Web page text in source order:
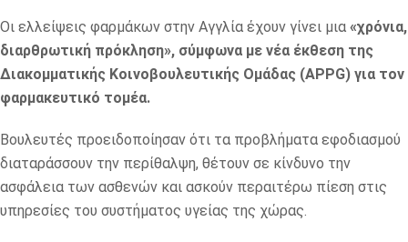
Οι ελλείψεις φαρμάκων στην Αγγλία έχουν γίνει μια «χρόνια,
διαρθρωτική πρόκληση», σύμφωνα με νέα έκθεση της
Διακομματικής Κοινοβουλευτικής Ομάδας (APPG) για τον
φαρμακευτικό τομέα.
Βουλευτές προειδοποίησαν ότι τα προβλήματα εφοδιασμού
διαταράσσουν την περίθαλψη, θέτουν σε κίνδυνο την
ασφάλεια των ασθενών και ασκούν περαιτέρω πίεση στις
υπηρεσίες του συστήματος υγείας της χώρας.